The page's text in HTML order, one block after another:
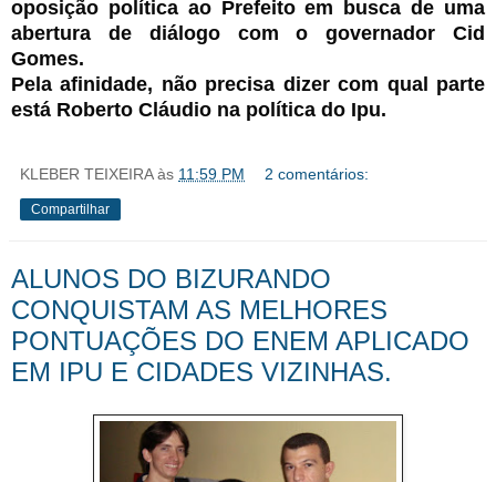
oposição política ao Prefeito em busca de uma
abertura de diálogo com o governador Cid
Gomes.
Pela afinidade, não precisa dizer com qual parte
está Roberto Cláudio na política do Ipu.
KLEBER TEIXEIRA às 11:59 PM 2 comentários:
Compartilhar
ALUNOS DO BIZURANDO
CONQUISTAM AS MELHORES
PONTUAÇÕES DO ENEM APLICADO
EM IPU E CIDADES VIZINHAS.